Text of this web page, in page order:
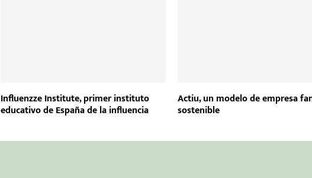
Influenzze Institute, primer instituto
educativo de España de la influencia
Actiu, un modelo de empresa
sostenible